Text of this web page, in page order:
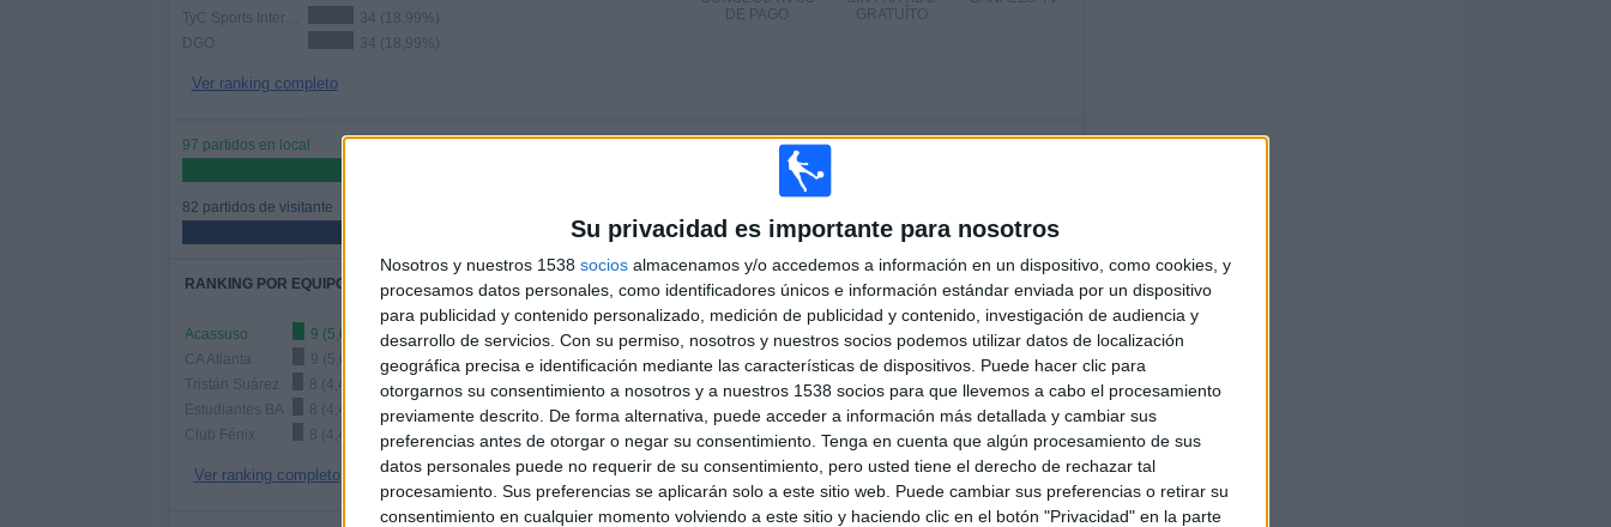
Su privacidad es importante para nosotros
Nosotros y nuestros 1538 socios almacenamos y/o accedemos a información en un dispositivo, como cookies, y
procesamos datos personales, como identificadores únicos e información estándar enviada por un dispositivo
para publicidad y contenido personalizado, medición de publicidad y contenido, investigación de audiencia y
desarrollo de servicios. Con su permiso, nosotros y nuestros socios podemos utilizar datos de localización
geográfica precisa e identificación mediante las características de dispositivos. Puede hacer clic para
otorgarnos su consentimiento a nosotros y a nuestros 1538 socios para que llevemos a cabo el procesamiento
previamente descrito. De forma alternativa, puede acceder a información más detallada y cambiar sus
preferencias antes de otorgar o negar su consentimiento. Tenga en cuenta que algún procesamiento de sus
datos personales puede no requerir de su consentimiento, pero usted tiene el derecho de rechazar tal
procesamiento. Sus preferencias se aplicarán solo a este sitio web. Puede cambiar sus preferencias o retirar su
consentimiento en cualquier momento volviendo a este sitio y haciendo clic en el botón "Privacidad" en la parte
34 (18,99%)
DGO
34 (18,99%)
Ver ranking completo
GRATUÍTO
DE PAGO
97 partidos en local
82 partidos de visitante
RIVALES
VS Acassuso
TOTAL
3
COMPETICIONES
RANKING POR EQUIPOS
Acassuso
9 (5,03%)
CA Atlanta
9 (5,03%)
Tristán Suárez
8 (4,47%)
Estudiantes BA
8 (4,47%)
Club Fénix
8 (4,47%)
Ver ranking completo
RANKING POR COMPETICIONES
Primera B
130 (72,63%)
Primera C
46 (25,7%)
Copa Argentina
3 (1,68%)
Ver ranking completo